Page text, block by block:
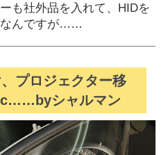
も社外品を入れて、HIDを
なんですが……
プロジェクター移
シャルマン